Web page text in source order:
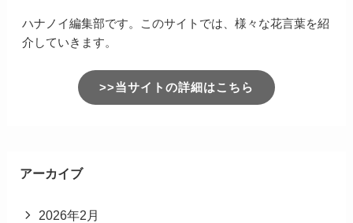
ハナノイ編集部です。このサイトでは、様々な花言葉を紹
介していきます。
>>当サイトの詳細はこちら
アーカイブ
2026年2月